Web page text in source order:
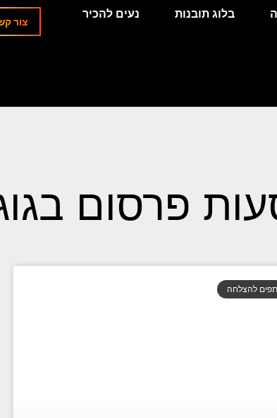
בלוג תובנות נעים להכיר
צור
פרסום
להצלחה